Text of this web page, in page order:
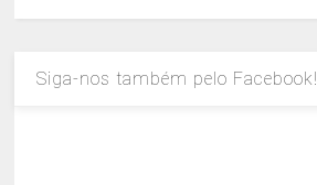
Siga-nos também pelo Facebook!